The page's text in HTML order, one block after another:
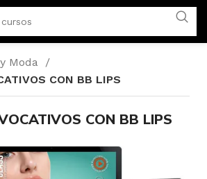
Moda
CON BB LIPS
CON BB LIPS